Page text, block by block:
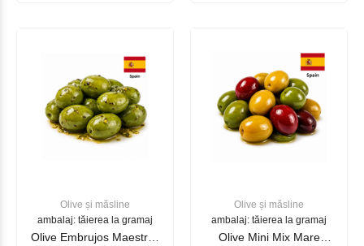
Olive și măsline
ambalaj: tăierea la gramaj
Olive Embrujos Maestros
Olive și măsline
ambalaj: tăierea la gramaj
Olive Mini Mix Mare